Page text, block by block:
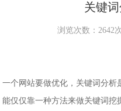
关键
浏览次数：2642
一个网站要做优化，关键词分析
能仅仅靠一种方法来做关键词挖